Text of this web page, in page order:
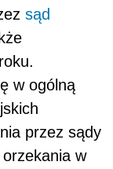
sąd
w ogólną
przez sądy
w